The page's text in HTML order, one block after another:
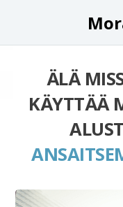
ÄLÄ
KÄYTTÄÄ